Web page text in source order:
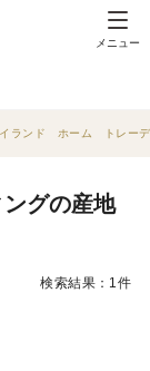
メニュー
ランド ホーム トレーデ
グの産地
検索結果：1件